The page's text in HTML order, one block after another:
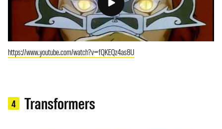
https://www.youtube.com/watch?v=fQKEQz4as8U
4 Transformers